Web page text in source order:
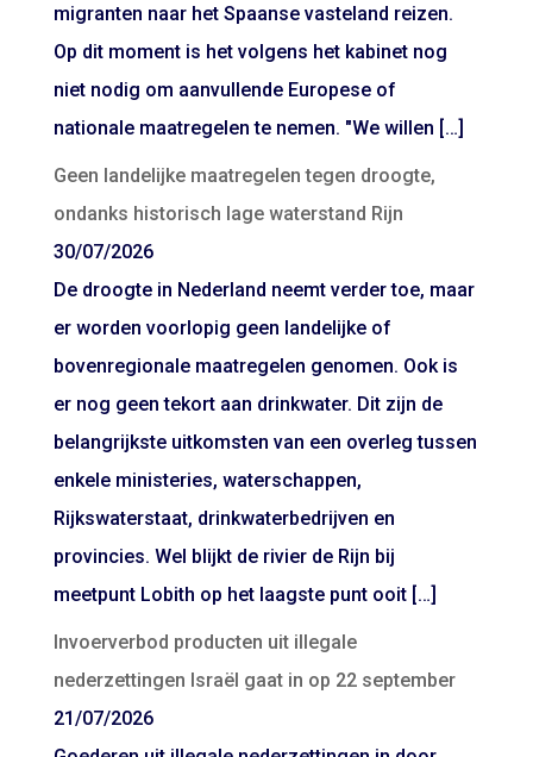
migranten naar het Spaanse vasteland reizen.
Op dit moment is het volgens het kabinet nog
niet nodig om aanvullende Europese of
nationale maatregelen te nemen. "We willen […]
Geen landelijke maatregelen tegen droogte,
ondanks historisch lage waterstand Rijn
30/07/2026
De droogte in Nederland neemt verder toe, maar
er worden voorlopig geen landelijke of
bovenregionale maatregelen genomen. Ook is
er nog geen tekort aan drinkwater. Dit zijn de
belangrijkste uitkomsten van een overleg tussen
enkele ministeries, waterschappen,
Rijkswaterstaat, drinkwaterbedrijven en
provincies. Wel blijkt de rivier de Rijn bij
meetpunt Lobith op het laagste punt ooit […]
Invoerverbod producten uit illegale
nederzettingen Israël gaat in op 22 september
21/07/2026